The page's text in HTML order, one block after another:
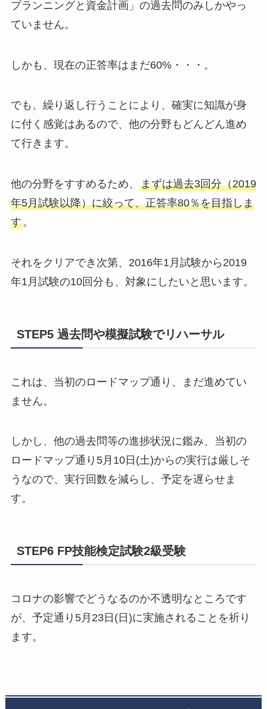
プランニングと資金計画」の過去問のみしかやっ
ていません。
しかも、現在の正答率はまだ60%・・・。
でも、繰り返し行うことにより、確実に知識が身
に付く感覚はあるので、他の分野もどんどん進め
て行きます。
他の分野をすすめるため、 まずは過去3回分（2019
年5月試験以降）に絞って、正答率80％を目指しま
す。
それをクリアでき次第、2016年1月試験から2019
年1月試験の10回分も、対象にしたいと思います。
STEP5 過去問や模擬試験でリハーサル
これは、当初のロードマップ通り、まだ進めてい
ません。
しかし、他の過去問等の進捗状況に鑑み、当初の
ロードマップ通り5月10日(土)からの実行は厳しそ
うなので、実行回数を減らし、予定を遅らせま
す。
STEP6 FP技能検定試験2級受験
コロナの影響でどうなるのか不透明なところです
が、予定通り5月23日(日)に実施されることを祈り
ます。